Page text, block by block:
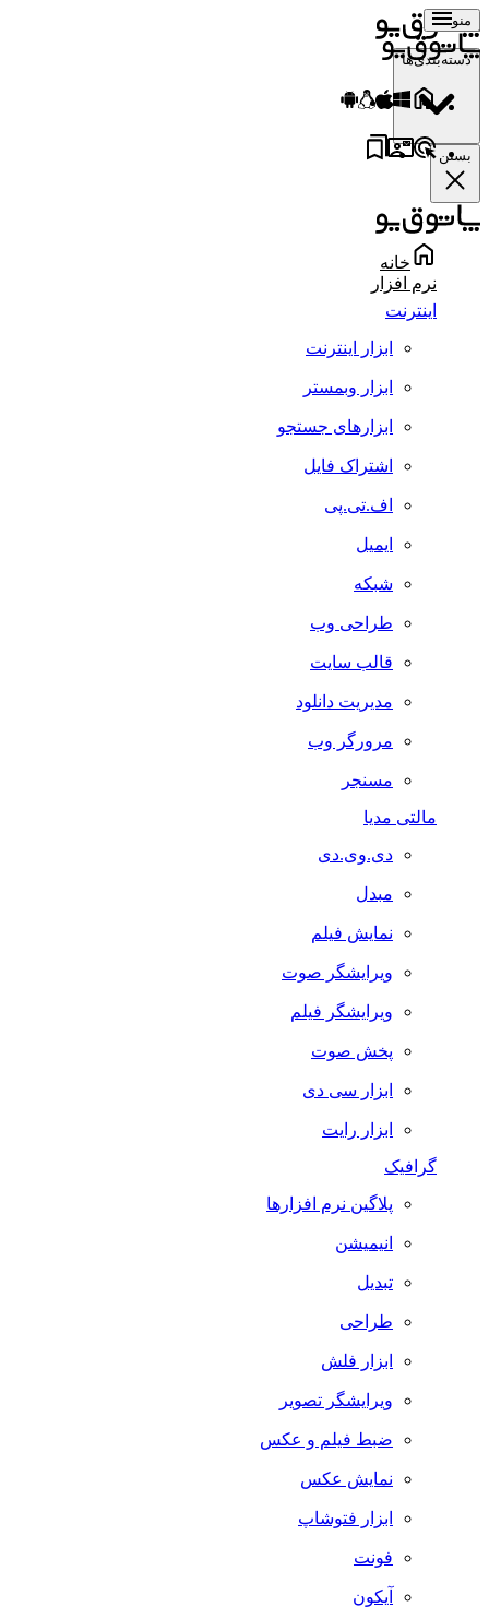
منو
دسته‌بندی‌ها
بستن
خانه
نرم افزار
اینترنت
ابزار اینترنت
ابزار وبمستر
ابزارهای جستجو
اشتراک فایل
اف.تی.پی
ایمیل
شبکه
طراحی وب
قالب سایت
مدیریت دانلود
مرورگر وب
مسنجر
مالتی مدیا
دی.وی.دی
مبدل
نمایش فیلم
ویرایشگر صوت
ویرایشگر فیلم
پخش صوت
ابزار سی دی
ابزار رایت
گرافیک
پلاگین نرم افزارها
انیمیشن
تبدیل
طراحی
ابزار فلش
ویرایشگر تصویر
ضبط فيلم و عكس
نمایش عکس
ابزار فتوشاپ
فونت
آیکون